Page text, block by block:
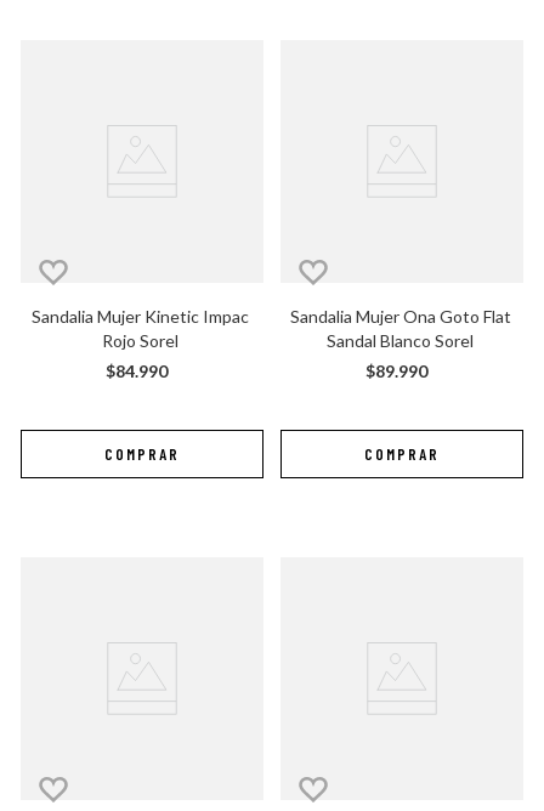
Sandalia Mujer Kinetic Impac
Rojo Sorel
$84.990
Sandalia Mujer Ona Goto Flat
Sandal Blanco Sorel
$89.990